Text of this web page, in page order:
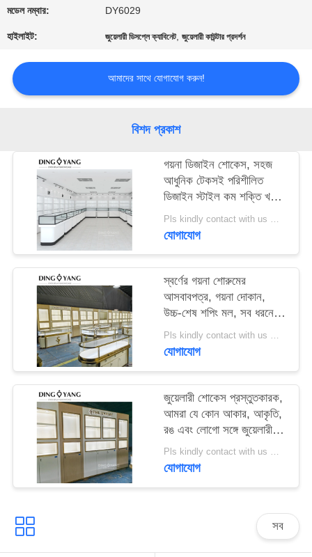
একটি
উদ্ধৃতি
অনুরোধ
করুন
COMPANY
NEWS
PRIVACY
POLICY
মডেল নম্বার: DY6029
হাইলাইট: জুয়েলারী ডিসপ্লে ক্যাবিনেট,জুয়েলারী কাউন্টার প্রদর্শন
আমাদের সাথে যোগাযোগ করুন!
বিশদ প্রকাশ
গয়না ডিজাইন শোকেস, সহজ
আধুনিক টেকসই পরিশীলিত
ডিজাইন স্টাইল কম শক্তি খরচ
আলো সিস্টেম সঙ্গে
Pls kindly contact with us MOQ:1 দোকান বা 5 সেট
যোগাযোগ
স্বর্ণের গয়না শোরুমের
আসবাবপত্র, গয়না দোকান,
উচ্চ-শেষ শপিং মল, সব ধরনের
শোরুমের জন্য Uage
Pls kindly contact with us MOQ:1 দোকান বা 5 সেট
যোগাযোগ
জুয়েলারী শোকেস প্রস্তুতকারক,
আমরা যে কোন আকার, আকৃতি,
রঙ এবং লোগো সঙ্গে জুয়েলারী
শোকেস সম্পূর্ণরূপে কাস্টমাইজ
করতে পারেন
Pls kindly contact with us MOQ:1 দোকান বা 5 সেট
যোগাযোগ
সব